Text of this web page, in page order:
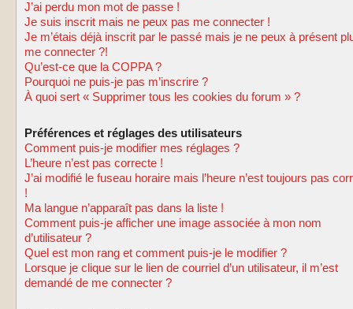
J’ai perdu mon mot de passe !
Je suis inscrit mais ne peux pas me connecter !
Je m’étais déjà inscrit par le passé mais je ne peux à présent
me connecter ?!
Qu’est-ce que la COPPA ?
Pourquoi ne puis-je pas m’inscrire ?
À quoi sert « Supprimer tous les cookies du forum » ?
Préférences et réglages des utilisateurs
Comment puis-je modifier mes réglages ?
L’heure n’est pas correcte !
J’ai modifié le fuseau horaire mais l’heure n’est toujours pas
!
Ma langue n’apparaît pas dans la liste !
Comment puis-je afficher une image associée à mon nom
d’utilisateur ?
Quel est mon rang et comment puis-je le modifier ?
Lorsque je clique sur le lien de courriel d’un utilisateur, il m’est
demandé de me connecter ?